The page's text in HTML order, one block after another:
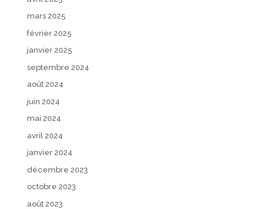
mars 2025
février 2025
janvier 2025
septembre 2024
août 2024
juin 2024
mai 2024
avril 2024
janvier 2024
décembre 2023
octobre 2023
août 2023